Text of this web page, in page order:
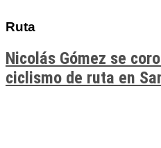
Ruta
Nicolás Gómez se
ciclismo de ruta en